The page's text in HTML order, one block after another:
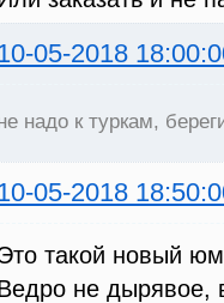
05-2018
надо к туркам,
05-2018
такой новый
не дырявое,